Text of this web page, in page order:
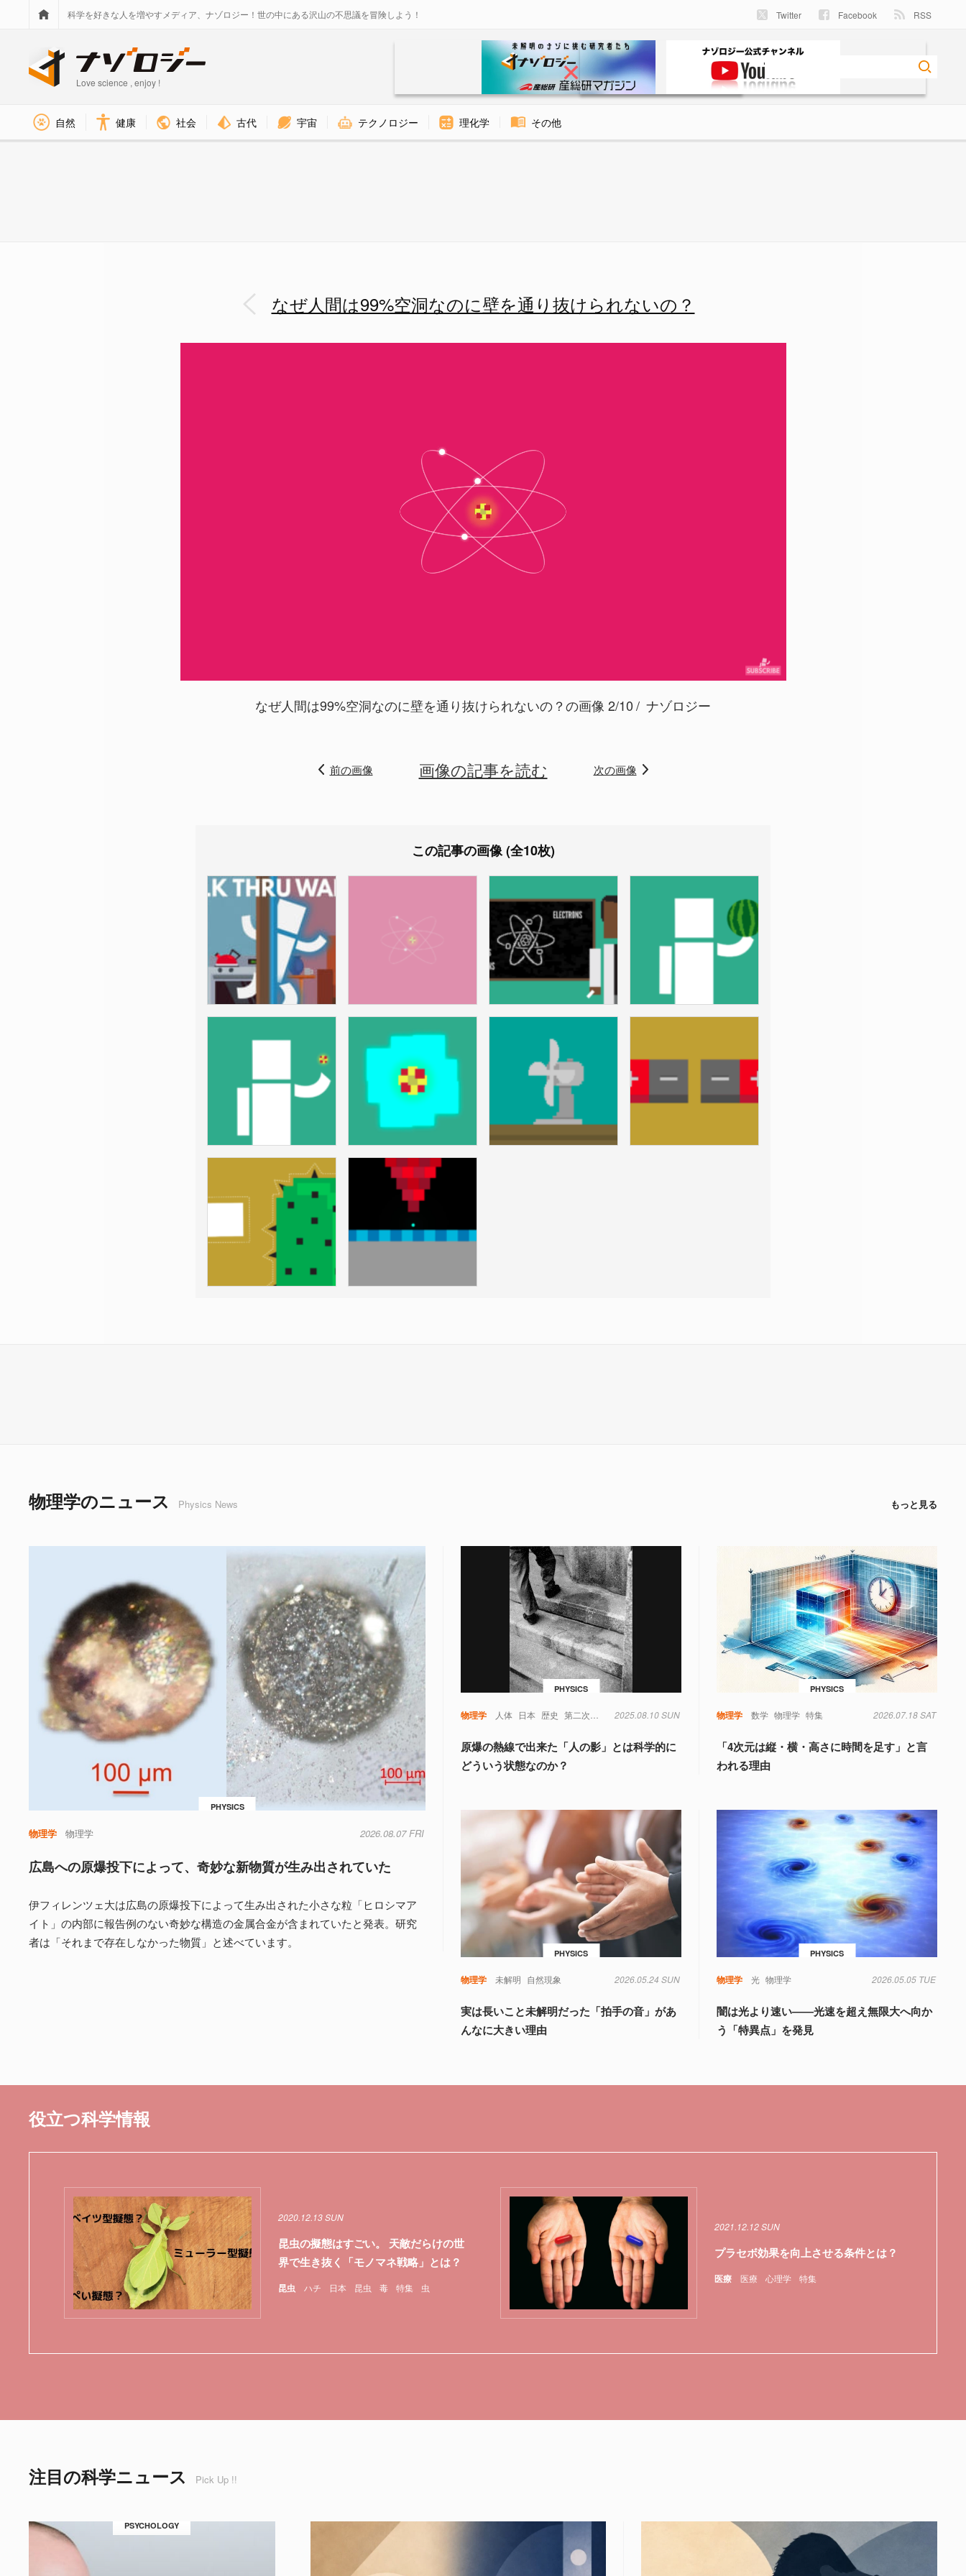
科学を好きな人を増やすメディア、ナゾロジー！世の中にある沢山の不思議を冒険しよう！ Twitter Facebook RSS
Love science , enjoy !
自然 健康 社会 古代 宇宙 テクノロジー 理化学 その他
なぜ人間は99%空洞なのに壁を通り抜けられないの？
なぜ人間は99%空洞なのに壁を通り抜けられないの？の画像 2/10 ナゾロジー
前の画像 画像の記事を読む 次の画像
この記事の画像 (全10枚)
物理学のニュース Physics News もっと見る
PHYSICS
物理学 物理学 2026.08.07 FRI
広島への原爆投下によって、奇妙な新物質が生み出されていた
伊フィレンツェ大は広島の原爆投下によって生み出された小さな粒「ヒロシマア
イト」の内部に報告例のない奇妙な構造の金属合金が含まれていたと発表。研究
者は「それまで存在しなかった物質」と述べています。
PHYSICS
物理学 人体 日本 歴史 第二次世界大戦 2025.08.10 SUN
原爆の熱線で出来た「人の影」とは科学的に
どういう状態なのか？
PHYSICS
物理学 数学 物理学 特集 2026.07.18 SAT
「4次元は縦・横・高さに時間を足す」と言
われる理由
PHYSICS
物理学 未解明 自然現象 2026.05.24 SUN
実は長いこと未解明だった「拍手の音」があ
んなに大きい理由
PHYSICS
物理学 光 物理学 2026.05.05 TUE
闇は光より速い――光速を超え無限大へ向か
う「特異点」を発見
役立つ科学情報
昆虫 ハチ 日本 昆虫 毒 特集 虫
2020.12.13 SUN
昆虫の擬態はすごい。 天敵だらけの世
界で生き抜く「モノマネ戦略」とは？
医療 医療 心理学 特集
2021.12.12 SUN
プラセボ効果を向上させる条件とは？
注目の科学ニュース Pick Up !!
PSYCHOLOGY